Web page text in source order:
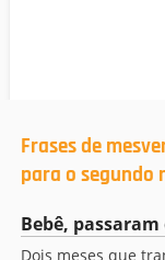
Frases de
para o segundo
Bebê, passaram
Dois meses que